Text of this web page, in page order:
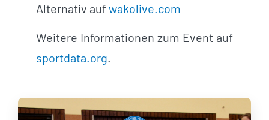
Alternativ aufwakolive.com
Weitere Informationen zum Event auf
sportdata.org.